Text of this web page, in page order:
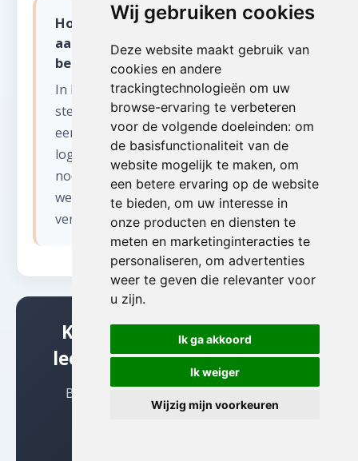
Wij gebruiken cookies
Deze website maakt gebruik van
cookies en andere
trackingtechnologieën om uw
browse-ervaring te verbeteren
voor de volgende doeleinden: om
de basisfunctionaliteit van de
website mogelijk te maken, om
een betere ervaring op de website
te bieden, om uw interesse in
onze producten en diensten te
meten en marketinginteracties te
personaliseren, om advertenties
weer te geven die relevanter voor
u zijn.
Ik ga akkoord
Ik weiger
Wijzig mijn voorkeuren
Hoe pakken jullie leegmaken kelder
aan in de Gentse binnenstad met
beperkte toegang?
In het centrum van Gent en andere
steden met smalle straten en
eenrichtingsverkeer plannen wij de
logistiek zorgvuldig. Wij regelen indien
nodig tijdelijke parkeervergunningen en
werken vroeg in de ochtend om
verkeershinder te minimaliseren.
Klaar om te beginnen met
leegmaken kelder in Mater?
Bel ons vandaag nog voor een gratis,
vrijblijvende offerte